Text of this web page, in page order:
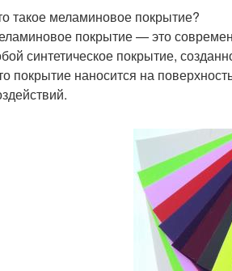
такое меламиновое покрытие?
покрытие — это
синтетическое покрытие,
покрытие наносится на